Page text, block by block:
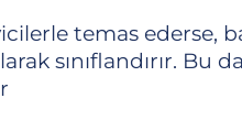
temas ederse,
sınıflandırır. Bu